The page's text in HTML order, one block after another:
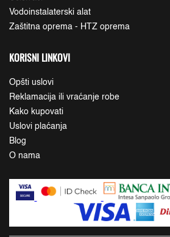
Vodoinstalaterski alat
Zaštitna oprema - HTZ oprema
KORISNI LINKOVI
Opšti uslovi
Reklamacija ili vraćanje robe
Kako kupovati
Uslovi plaćanja
Blog
O nama